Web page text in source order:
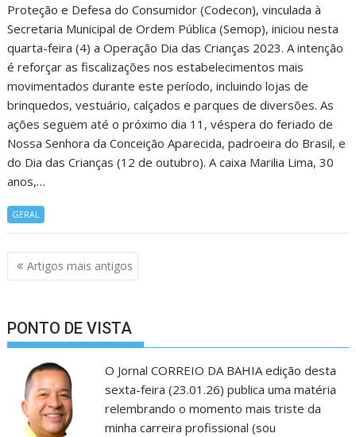
Proteção e Defesa do Consumidor (Codecon), vinculada à
Secretaria Municipal de Ordem Pública (Semop), iniciou nesta
quarta-feira (4) a Operação Dia das Crianças 2023. A intenção
é reforçar as fiscalizações nos estabelecimentos mais
movimentados durante este período, incluindo lojas de
brinquedos, vestuário, calçados e parques de diversões. As
ações seguem até o próximo dia 11, véspera do feriado de
Nossa Senhora da Conceição Aparecida, padroeira do Brasil, e
do Dia das Crianças (12 de outubro). A caixa Marilia Lima, 30
anos,…
GERAL
Navegação
de
Artigos mais antigos
PONTO DE VISTA
O Jornal CORREIO DA BAHIA edição desta
sexta-feira (23.01.26) publica uma matéria
relembrando o momento mais triste da
minha carreira profissional (sou